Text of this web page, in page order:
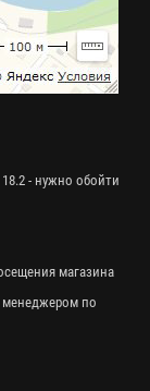
- нужно обойти
магазина
менеджером по